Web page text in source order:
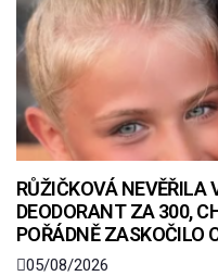
RŮŽIČKOVÁ
DEODORANT ZA 300,
POŘÁDNĚ ZASKOČILO
05/08/2026